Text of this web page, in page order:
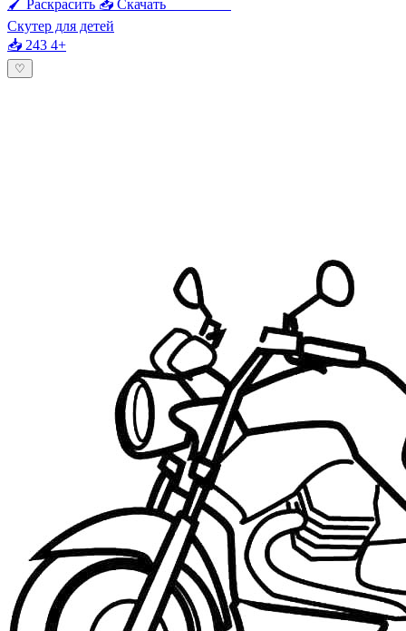
🖌 Раскрасить 📥 Скачать
Скутер для детей
📥 243 4+
♡